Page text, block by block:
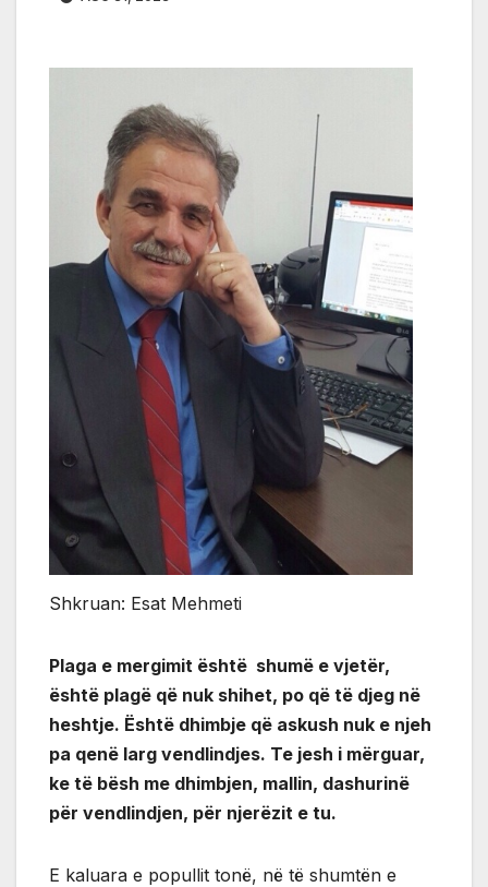
Shkruan: Esat Mehmeti
Plaga e mergimit është shumë e vjetër,
është plagë që nuk shihet, po që të djeg në
heshtje. Është dhimbje që askush nuk e njeh
pa qenë larg vendlindjes. Te jesh i mërguar,
ke të bësh me dhimbjen, mallin, dashurinë
për vendlindjen, për njerëzit e tu.
E kaluara e popullit tonë, në të shumtën e